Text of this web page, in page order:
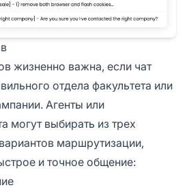
жизненно важна, если чат
отдела факультета или
Агенты или
могут выбирать из трех
маршрутизации,
и точное общение: